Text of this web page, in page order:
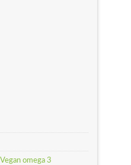
Vegan omega 3